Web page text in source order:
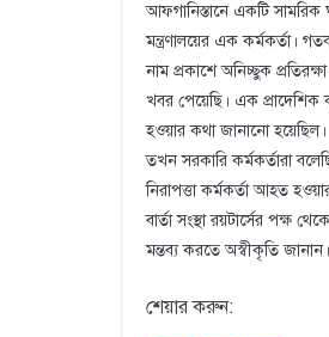
আফগানিস্তানে একটি সামরিক
মন্ত্রণালয়ের এক কর্মকর্তা।
নাম প্রকাশে অনিচ্ছুক
খবর পেয়েছি। এক প্রাদেশিক
হওয়ার কথা জানানো হয়েছিল।
তখন সরকারি কর্মকর্তারা
নিরাপত্তা কর্মকর্তা আহত
বার্তা সংস্থা রয়টার্সের
মন্তব্য করতে অস্বীকৃতি জানান।
শেয়ার করুন: